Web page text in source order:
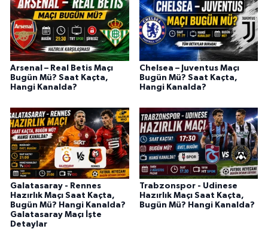
Arsenal – Real Betis Maçı
Bugün Mü? Saat Kaçta,
Hangi Kanalda?
Chelsea – Juventus Maçı
Bugün Mü? Saat Kaçta,
Hangi Kanalda?
Galatasaray - Rennes
Hazırlık Maçı Saat Kaçta,
Bugün Mü? Hangi Kanalda?
Galatasaray Maçı İşte
Detaylar
Trabzonspor - Udinese
Hazırlık Maçı Saat Kaçta,
Bugün Mü? Hangi Kanalda?